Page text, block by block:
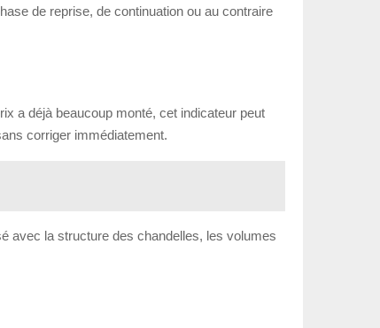
de reprise, de continuation ou au contraire
a déjà beaucoup monté, cet indicateur peut
corriger immédiatement.
avec la structure des chandelles, les volumes